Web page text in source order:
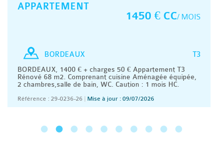
APPARTEMENT
1450 € CC/ MOIS
T3
BORDEAUX
BORDEAUX, 1400 € + charges 50 € Appartement T3
Rénové 68 m2. Comprenant cuisine Aménagée équipée,
2 chambres,salle de bain, WC. Caution : 1 mois HC.
Référence : 29-0236-26 Mise à jour : 09/07/2026